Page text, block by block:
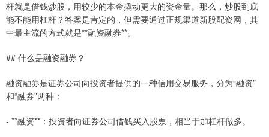
杆就是借钱炒股，用较少的本金撬动更大的资金量。那么，炒股到底
能不能用杠杆？答案是肯定的，但需要通过正规渠道新股配资网，其
中最主流的方式就是**融资融券**。
## 什么是融资融券？
融资融券是证券公司向投资者提供的一种信用交易服务，分为“融资”
和“融券”两种：
- **融资**：投资者向证券公司借钱买入股票，相当于加杠杆做多。